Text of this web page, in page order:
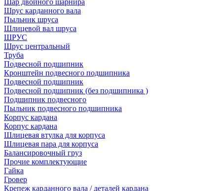
Шар двойного шарнира
Шрус карданного вала
Пыльник шруса
Шлицевой вал шруса
ШРУС
Шрус центральный
Труба
Подвесной подшипник
Кронштейн подвесного подшипника
Подвесной подшипник
Подвесной подшипник (без подшипника )
Подшипник подвесного
Пыльник подвесного подшипника
Корпус кардана
Корпус кардана
Шлицевая втулка для корпуса
Шлицевая пара для корпуса
Балансировочный груз
Прочие комплектующие
Гайка
Гровер
Крепеж карданного вала / деталей кардана